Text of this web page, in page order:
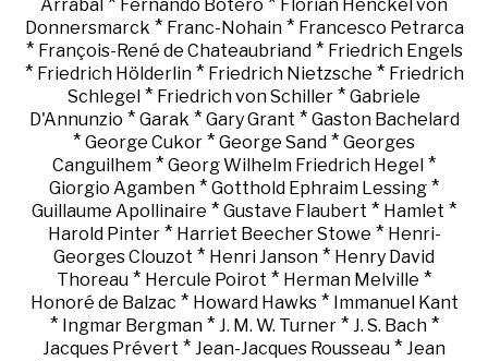
Arrabal
Fernando Botero
Florian Henckel von
Donnersmarck * Franc-Nohain* Francesco Petrarca
* François-René de Chateaubriand* Friedrich Engels
* Friedrich Hölderlin* Friedrich Nietzsche * Friedrich
Schlegel * Friedrich von Schiller * Gabriele
D'Annunzio * Garak * Gary Grant * Gaston Bachelard
* George Cukor * George Sand * Georges
Canguilhem * Georg Wilhelm Friedrich Hegel *
Giorgio Agamben * Gotthold Ephraim Lessing *
Guillaume Apollinaire * Gustave Flaubert * Hamlet *
Harold Pinter* Harriet Beecher Stowe * Henri-
Georges Clouzot * Henri Janson * Henry David
Thoreau * Hercule Poirot * Herman Melville *
Honoré de Balzac * Howard Hawks* Immanuel Kant
* Ingmar Bergman* J. M. W. Turner* J. S. Bach*
Jacques Prévert * Jean-Jacques Rousseau * Jean